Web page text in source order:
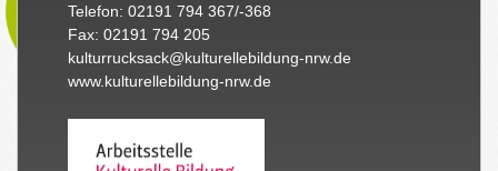
Telefon: 02191 794 367/-368
Fax: 02191 794 205
kulturrucksack@kulturellebildung-nrw.de
www.kulturellebildung-nrw.de